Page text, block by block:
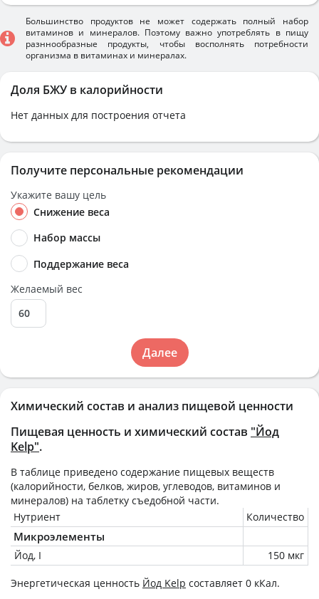
Химический состав и анализ пищевой ценности
Пищевая ценность и химический состав "Йод
Kelp".
В таблице приведено содержание пищевых веществ
(калорийности, белков, жиров, углеводов, витаминов и
минералов) на таблетку съедобной части.
Нутриент
Количество
Микроэлементы
Йод, I 150 мкг
Энергетическая ценность Йод Kelp составляет 0 кКал.
Большинство продуктов не может содержать полный набор
витаминов и минералов. Поэтому важно употреблять в пищу
разннообразные продукты, чтобы восполнять потребности
организма в витаминах и минералах.
Доля БЖУ в калорийности
Нет данных для построения отчета
Получите персональные рекомендации
Укажите вашу цель
Снижение веса
Набор массы
Поддержание веса
Желаемый вес
Далее